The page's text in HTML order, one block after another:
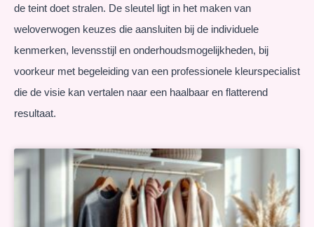
de teint doet stralen. De sleutel ligt in het maken van
weloverwogen keuzes die aansluiten bij de individuele
kenmerken, levensstijl en onderhoudsmogelijkheden, bij
voorkeur met begeleiding van een professionele kleurspecialist
die de visie kan vertalen naar een haalbaar en flatterend
resultaat.